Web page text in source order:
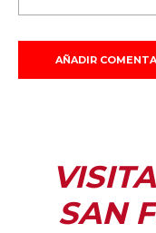
SAN